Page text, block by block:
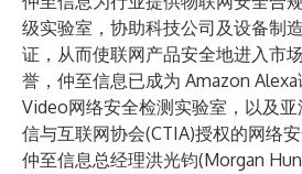
级实验室，协助科技公司及设备制
证，从而使联网产品安全地进入市
誉，仲至信息已成为 Amazon
Video网络安全检测实验室，以及
信与互联网协会(CTIA)授权的网络安
仲至信息总经理洪光钧(Morgan